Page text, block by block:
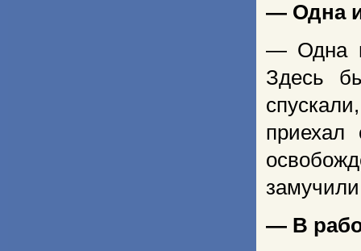
— Одна
— Одна
Здесь
приехал
— В